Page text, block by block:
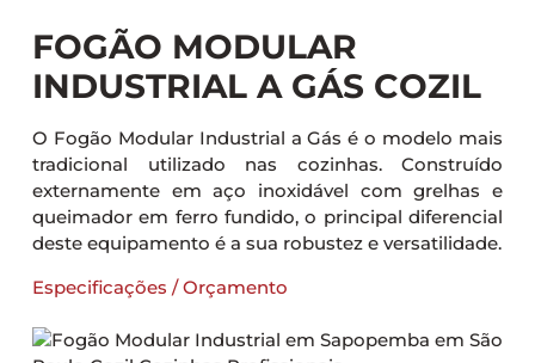
FOGÃO MODULAR
INDUSTRIAL A GÁS COZIL
O Fogão Modular Industrial a Gás é o modelo mais
tradicional utilizado nas cozinhas. Construído
externamente em aço inoxidável com grelhas e
queimador em ferro fundido, o principal diferencial
deste equipamento é a sua robustez e versatilidade.
Especificações / Orçamento